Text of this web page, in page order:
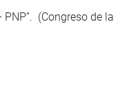
(Congreso de la